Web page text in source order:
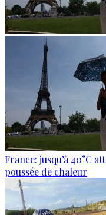
France: jusqu’à 40°C
poussée de chaleur